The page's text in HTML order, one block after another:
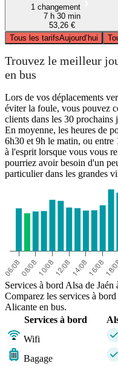
1 changement
7 h 30 min
53,26 €
Tous les tarifsAujourd’hui
Trouvez le meilleur
en bus
Lors de vos déplacements
éviter la foule, vous pouvez
clients dans les 30 prochains
En moyenne, les heures de
6h30 et 9h le matin, ou entre
à l'esprit lorsque vous vous
pourriez avoir besoin d'un
particulier dans les grandes
Services à bord Alsa de Jaén
Comparez les services à
Alicante en bus.
Services à bord
Wifi
Bagage